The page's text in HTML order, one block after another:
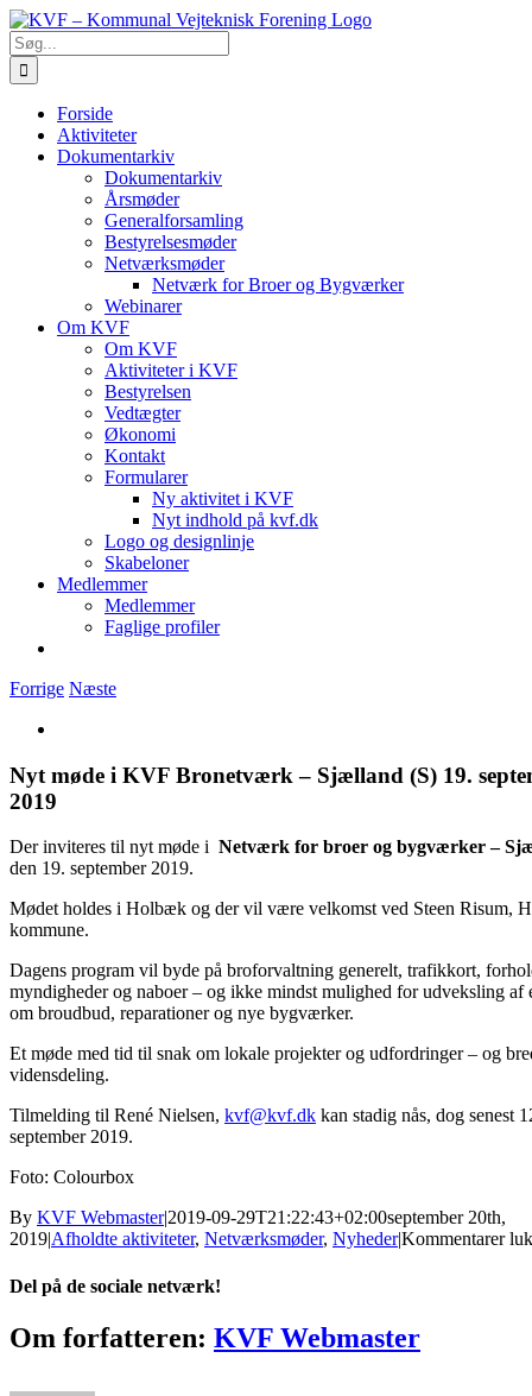
Skip
to
content
Søg
efter:
Forside
Aktiviteter
Dokumentarkiv
Dokumentarkiv
Årsmøder
Generalforsamling
Bestyrelsesmøder
Netværksmøder
Netværk for Broer og Bygværker
Webinarer
Om KVF
Om KVF
Aktiviteter i KVF
Bestyrelsen
Vedtægter
Økonomi
Kontakt
Formularer
Ny aktivitet i KVF
Nyt indhold på kvf.dk
Logo og designlinje
Skabeloner
Medlemmer
Medlemmer
Faglige profiler
Forrige Næste
billede
Nyt møde i KVF Bronetværk – Sjælland (S) 19.
2019
Der inviteres til nyt møde i Netværk for broer og bygværker –
den 19. september 2019.
Mødet holdes i Holbæk og der vil være velkomst ved Steen Risum,
kommune.
Dagens program vil byde på broforvaltning generelt, trafikkort,
myndigheder og naboer – og ikke mindst mulighed for udveksling af
om broudbud, reparationer og nye bygværker.
Et møde med tid til snak om lokale projekter og udfordringer – og
vidensdeling.
Tilmelding til René Nielsen, kvf@kvf.dk kan stadig nås, dog senest
september 2019.
Foto: Colourbox
By KVF Webmaster|2019-09-29T21:22:43+02:00september 20th,
2019|Afholdte aktiviteter, Netværksmøder, Nyheder|Kommentarer
Del på de sociale netværk!
Facebook
Twitter
Reddit
LinkedIn
Tumblr
Pinterest
Vk
E-
mail
Om forfatteren: KVF Webmaster